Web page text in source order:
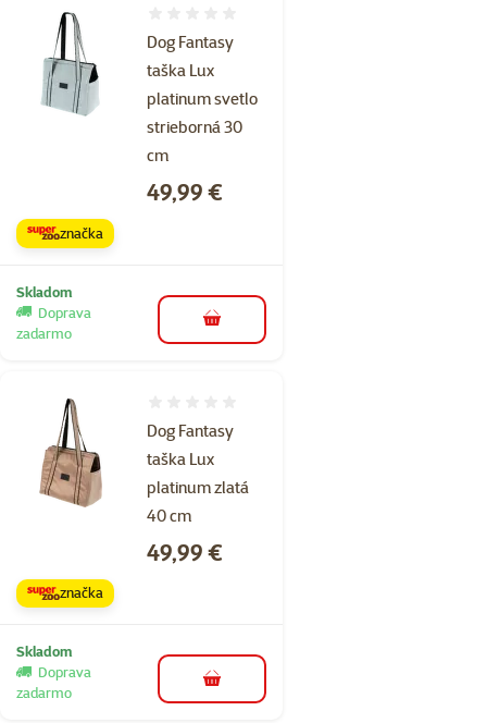
Dog Fantasy
taška Lux
platinum svetlo
strieborná 30
cm
Cena
49,99 €
značka
Skladom
Doprava
zadarmo
do košíka
Dog Fantasy
taška Lux
platinum zlatá
40 cm
Cena
49,99 €
značka
Skladom
Doprava
zadarmo
do košíka